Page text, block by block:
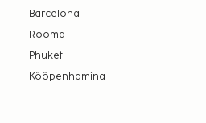
Barcelona
Rooma
Phuket
Kööpenhamina